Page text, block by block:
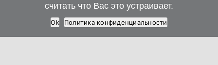
считать что Вас это устраивает.
Ok Политика конфиденциальности